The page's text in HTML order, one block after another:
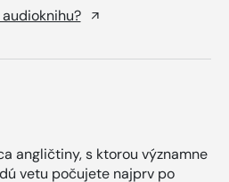
angličtiny, s ktorou významne
vetu počujete najprv po